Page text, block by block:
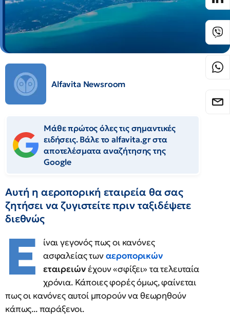
Alfavita Newsroom
Μάθε πρώτος όλες τις σημαντικές
ειδήσεις. Βάλε το alfavita.gr στα
αποτελέσματα αναζήτησης της
Google
Αυτή η αεροπορική εταιρεία θα σας
ζητήσει να ζυγιστείτε πριν ταξιδέψετε
διεθνώς
Ε
ίναι γεγονός πως οι κανόνες
ασφαλείας τωναεροπορικών
εταιρειώνέχουν «σφίξει» τα τελευταία
χρόνια. Κάποιες φορές όμως, φαίνεται
πως οι κανόνες αυτοί μπορούν να θεωρηθούν
κάπως... παράξενοι.